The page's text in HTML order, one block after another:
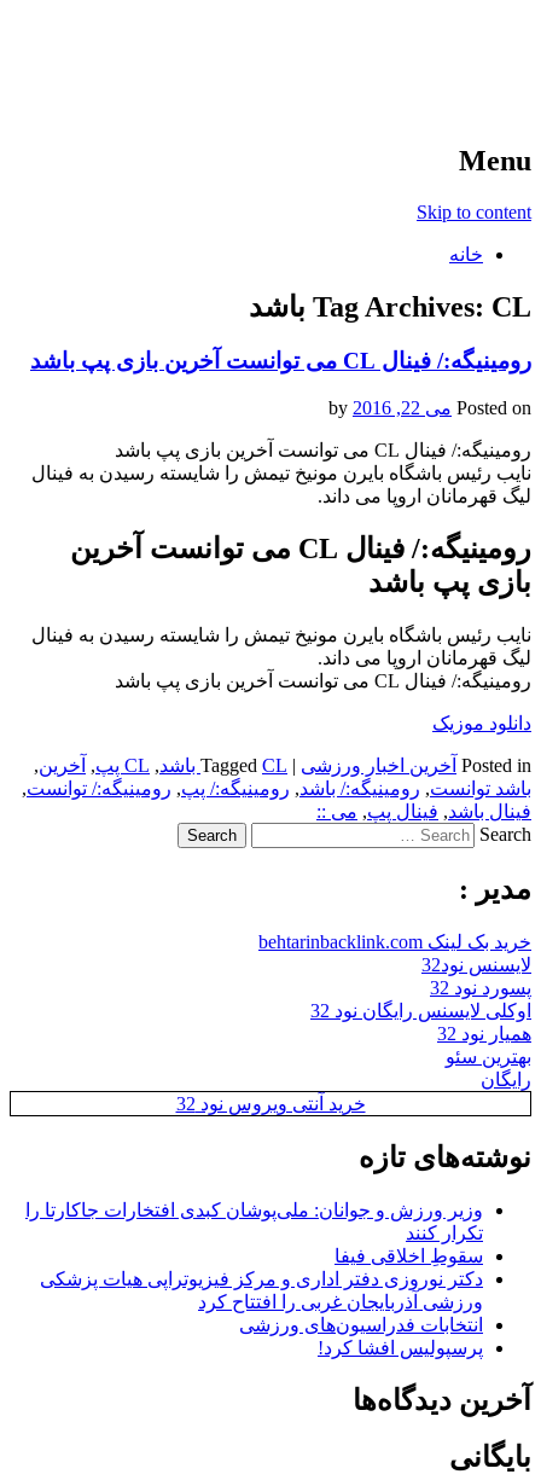
Menu
Skip to content
خانه
Tag Archives: CL باشد
رومینیگه:/ فینال CL می توانست آخرین بازی پپ باشد
Posted on می 22, 2016
رومینیگه:/ فینال CL می توانست آخرین بازی پپ باشد
نایب رئیس باشگاه بایرن مونیخ تیمش را شایسته رسیدن به فینال
لیگ قهرمانان اروپا می داند.
رومینیگه:/ فینال CL می توانست آخرین
بازی پپ باشد
نایب رئیس باشگاه بایرن مونیخ تیمش را شایسته رسیدن به فینال
لیگ قهرمانان اروپا می داند.
رومینیگه:/ فینال CL می توانست آخرین بازی پپ باشد
دانلود موزیک
Posted in آخرین اخبار ورزشی |
Tagged CL باشد , CL پپ , آخرین,
باشد توانست, رومینیگه:/ باشد, رومینیگه:/ پپ, رومینیگه:/ توانست,
فینال باشد, فینال پپ, می ::
Search
مدیر :
خرید بک لینک behtarinbacklink.com
لایسنس نود32
پسورد نود 32
اوکلی لایسنس رایگان نود 32
همیار نود 32
بهترین سئو
رایگان
خرید آنتی ویروس نود 32
نوشته‌های تازه
وزیر ورزش و جوانان: ملی‌پوشان کبدی افتخارات جاکارتا را
تکرار کنند
سقوطِ اخلاقی فیفا
دکتر نوروزی دفتر اداری و مرکز فیزیوتراپی هیات پزشکی
ورزشی آذربایجان غربی را افتتاح کرد
انتخابات فدراسیون‌های ورزشی
پرسپولیس افشا کرد!
آخرین دیدگاه‌ها
بایگانی